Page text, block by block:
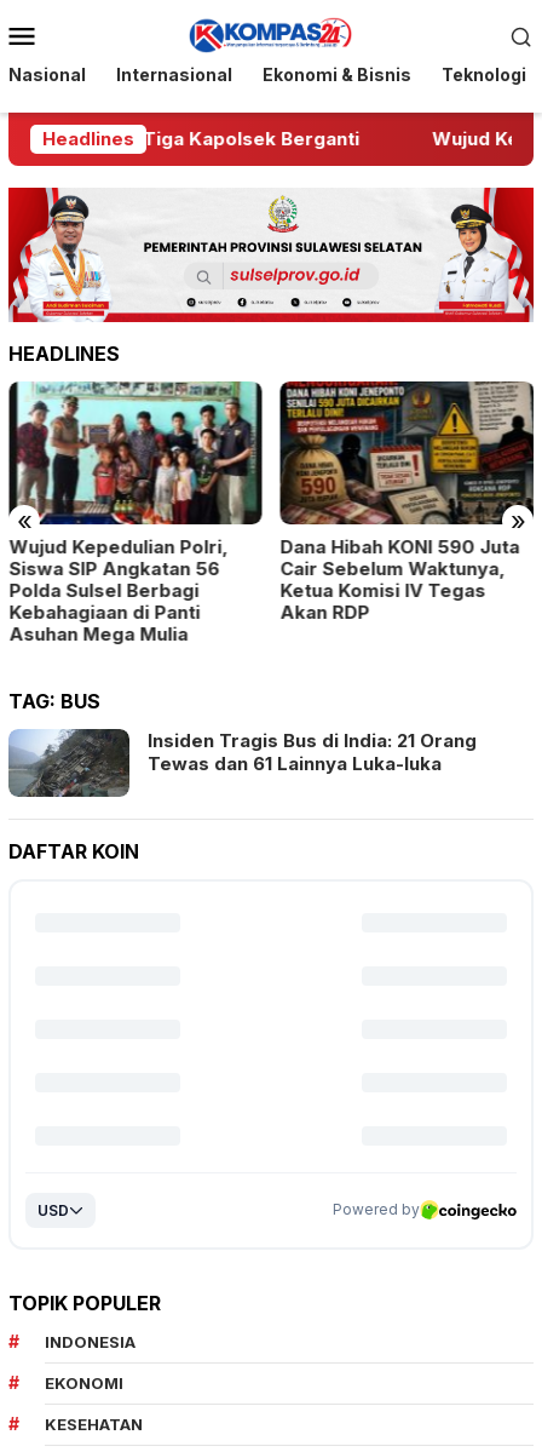
ke
kontenMobile
Nasional Internasional Ekonomi & Bisnis Teknologi
Headlines
dan Tiga Kapolsek Berganti Wujud
HEADLINES
« »
Wujud Kepedulian Polri,
Siswa SIP Angkatan 56
Polda Sulsel Berbagi
Kebahagiaan di Panti
Asuhan Mega Mulia
Dana Hibah KONI 590 Juta
Cair Sebelum Waktunya,
Ketua Komisi IV Tegas
Akan RDP
TAG: BUS
Insiden Tragis Bus di India: 21 Orang
Tewas dan 61 Lainnya Luka-luka
DAFTAR KOIN
TOPIK POPULER
INDONESIA
EKONOMI
KESEHATAN